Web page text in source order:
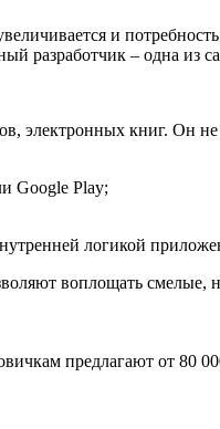
и
разработчик – одна из
электронных книг. Он
Google Play;
логикой
воплощать смелые,
предлагают от